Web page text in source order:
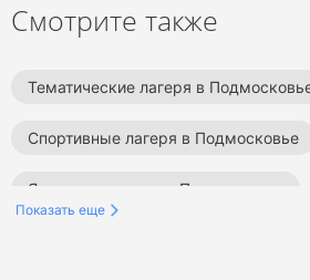
Смотрите также
Тематические лагеря в
Спортивные лагеря в Подмосковье
Языковые лагеря в Подмосковье
Показать еще